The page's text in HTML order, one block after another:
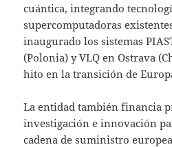
cuántica, integrando
supercomputadoras
inaugurado los sistemas
(Polonia) y VLQ en Ostrava
hito en la transición de
La entidad también financia
investigación e innovación
cadena de suministro